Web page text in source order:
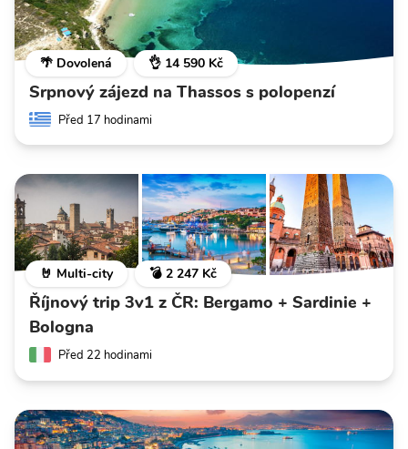
🌴 Dovolená 👌 14 590 Kč
Srpnový zájezd na Thassos s polopenzí
Před 17 hodinami
🤘 Multi-city 💣 2 247 Kč
Říjnový trip 3v1 z ČR: Bergamo + Sardinie +
Bologna
Před 22 hodinami